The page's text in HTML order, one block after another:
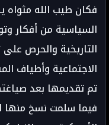
فكان طيب الله مثواه
السياسية من أفكار
التاريخية والحرص
الاجتماعية وأطياف
تم تقديمها بعد
فيما سلمت نسخ منها